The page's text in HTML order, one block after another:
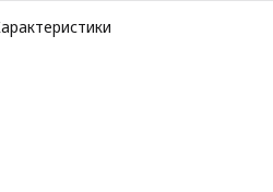
черная юбка станет
джемпера, водолазки и блузки.